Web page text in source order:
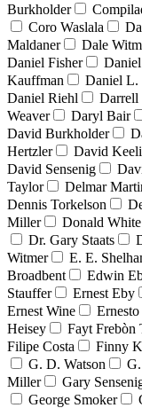
Burkholder
Coro Waslala
Maldaner
Dale
Daniel Fisher
Kauffman
Daniel
Daniel Riehl
Darrell
Weaver
Daryl Bair
David Burkholder
Hertzler
David
David Sensenig
Taylor
Delmar
Dennis Torkelson
Miller
Donald White
Dr. Gary Staats
Witmer
E. E.
Broadbent
Edwin
Stauffer
Ernest Eby
Ernest Wine
Heisey
Fayt Frebòn
Filipe Costa
Finny
G. D. Watson
Miller
Gary
George Smoker